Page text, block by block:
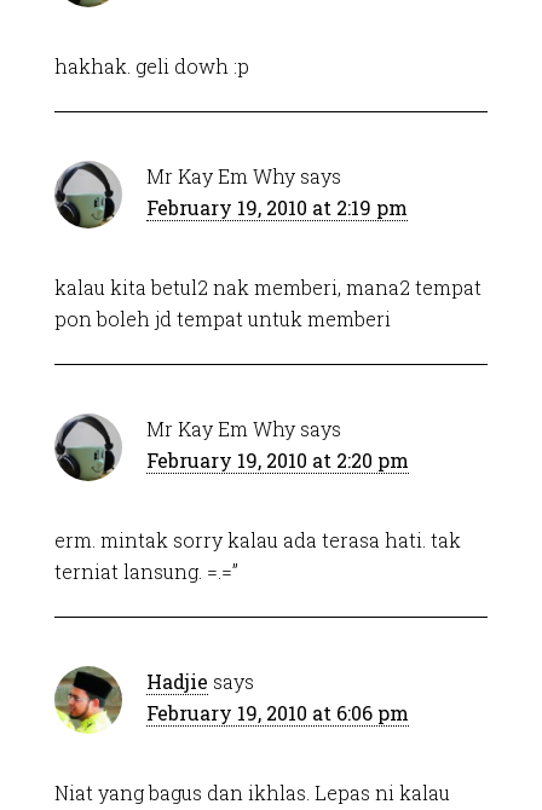
hakhak. geli dowh :p
Mr Kay Em Why says
February 19, 2010 at 2:19 pm
kalau kita betul2 nak memberi, mana2 tempat
pon boleh jd tempat untuk memberi
Mr Kay Em Why says
February 19, 2010 at 2:20 pm
erm. mintak sorry kalau ada terasa hati. tak
terniat lansung. =.=”
Hadjie says
February 19, 2010 at 6:06 pm
Niat yang bagus dan ikhlas. Lepas ni kalau